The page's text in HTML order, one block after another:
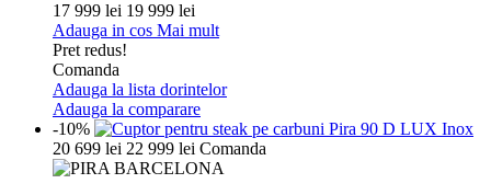
17 999 lei 19 999 lei
Adauga in cos Mai mult
Pret redus!
Comanda
Adauga la lista dorintelor
Adauga la comparare
-10%
20 699 lei 22 999 lei Comanda